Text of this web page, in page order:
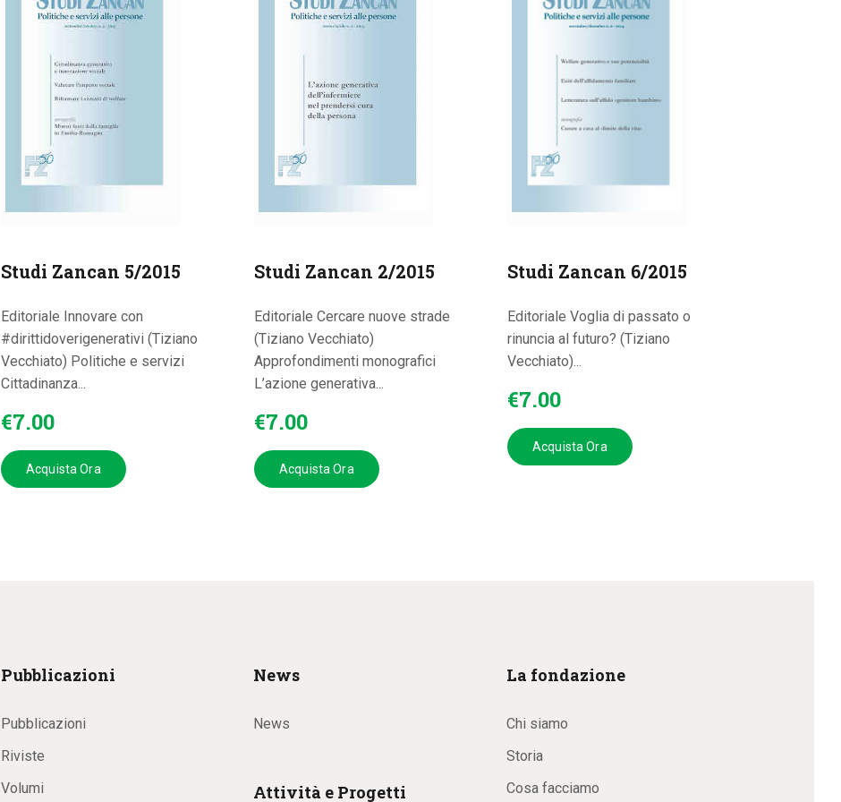
Studi Zancan 5/2015
Editoriale Innovare con
#dirittidoverigenerativi (Tiziano
Vecchiato) Politiche e servizi
Cittadinanza...
€7.00
Acquista Ora
Studi Zancan 2/2015
Editoriale Cercare nuove strade
(Tiziano Vecchiato)
Approfondimenti monografici
L’azione generativa...
€7.00
Acquista Ora
Studi Zancan 6/2015
Editoriale Voglia di passato o
rinuncia al futuro? (Tiziano
Vecchiato)...
€7.00
Acquista Ora
Pubblicazioni
Pubblicazioni
Riviste
Volumi
News
News
Attività e Progetti
La fondazione
Chi siamo
Storia
Cosa facciamo